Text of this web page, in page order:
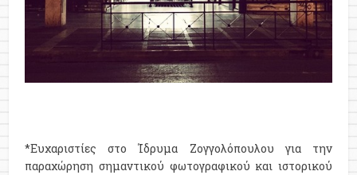
*Ευχαριστίες στο Ίδρυμα Ζογγολόπουλου για την
παραχώρηση σημαντικού φωτογραφικού και ιστορικού